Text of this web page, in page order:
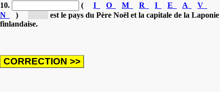
10. ( I O M R I E A
V
N
)
est le pays du Père Noël et la capitale de la Laponie
finlandaise.